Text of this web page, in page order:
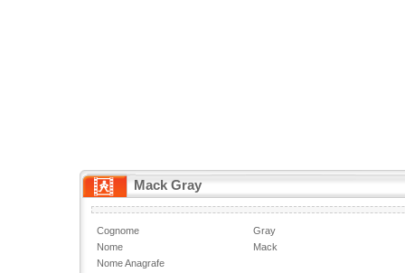
Mack Gray
Cognome
Gray
Nome
Mack
Nome Anagrafe